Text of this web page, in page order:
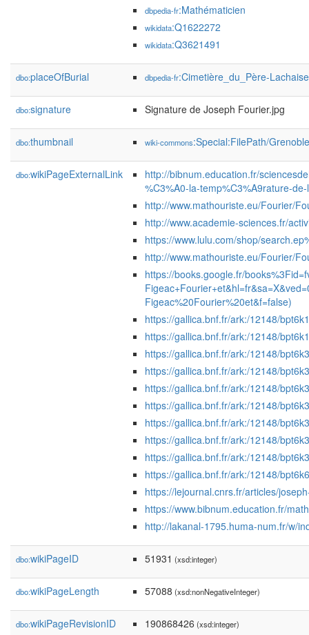
dbpedia-fr:Mathématicien
wikidata:Q1622272
wikidata:Q3621491
dbo:placeOfBurial dbpedia-fr:Cimetière_du_Père-Lachaise
dbo:signature Signature de Joseph Fourier.jpg
dbo:thumbnail wiki-commons:Special:FilePath/
dbo:wikiPageExternalLink
http://bibnum.education.fr/
%C3%A0-la-temp%C3%A9rature-
http://www.mathouriste.eu/Fourier/
http://www.academie-sciences.fr/
https://www.lulu.com/shop/
http://www.mathouriste.eu/Fourier/
https://books.google.fr/
Figeac%20Fourier%20et&f=false)
https://gallica.bnf.fr/ark:/12148/
https://gallica.bnf.fr/ark:/12148/
https://gallica.bnf.fr/ark:/12148/
https://gallica.bnf.fr/ark:/12148/
https://gallica.bnf.fr/ark:/12148/
https://gallica.bnf.fr/ark:/12148/
https://gallica.bnf.fr/ark:/12148/
https://gallica.bnf.fr/ark:/12148/
https://gallica.bnf.fr/ark:/12148/
https://gallica.bnf.fr/ark:/12148/
https://lejournal.cnrs.fr/articles/
https://www.bibnum.education.fr/
http://lakanal-1795.huma-num.fr/w/
dbo:wikiPageID 51931 (xsd:integer)
dbo:wikiPageLength 57088 (xsd:nonNegativeInteger)
dbo:wikiPageRevisionID 190868426 (xsd:integer)